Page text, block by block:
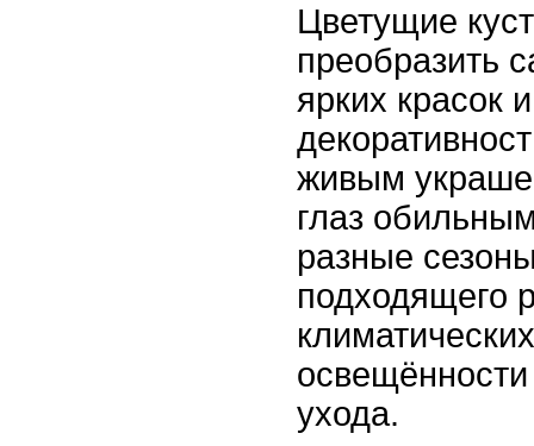
Цветущие
преобразить
ярких красок
живым
глаз
разные
подходящего
ухода.